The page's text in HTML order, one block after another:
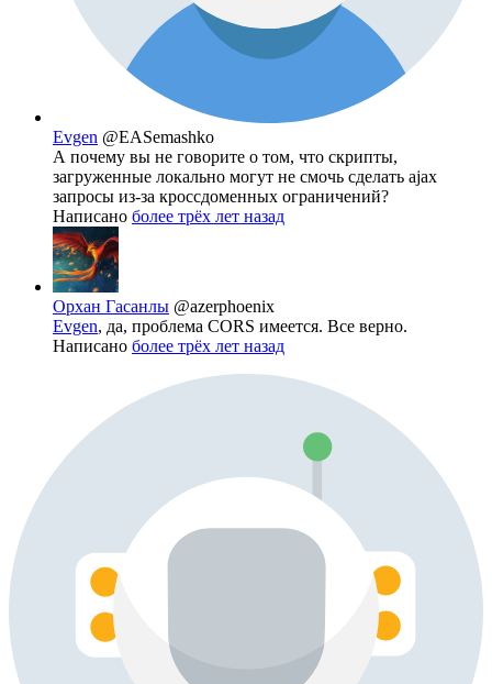
Evgen @EASemashko
А почему вы не говорите о том, что скрипты,
загруженные локально могут не смочь сделать ajax
запросы из-за кроссдоменных ограничений?
Написано более трёх лет назад
Орхан Гасанлы @azerphoenix
Evgen, да, проблема CORS имеется. Все верно.
Написано более трёх лет назад